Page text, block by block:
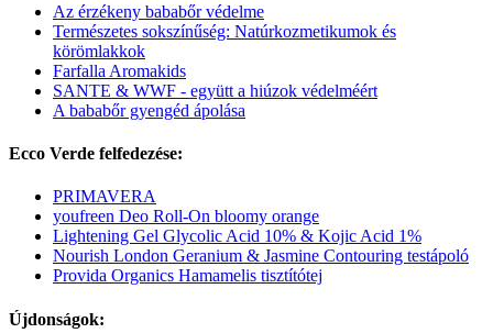
Az érzékeny bababőr védelme
Természetes sokszínűség: Natúrkozmetikumok és
körömlakkok
Farfalla Aromakids
SANTE & WWF - együtt a hiúzok védelméért
A bababőr gyengéd ápolása
Ecco Verde felfedezése:
PRIMAVERA
youfreen Deo Roll-On bloomy orange
Lightening Gel Glycolic Acid 10% & Kojic Acid 1%
Nourish London Geranium & Jasmine Contouring testápoló
Provida Organics Hamamelis tisztítótej
Újdonságok: